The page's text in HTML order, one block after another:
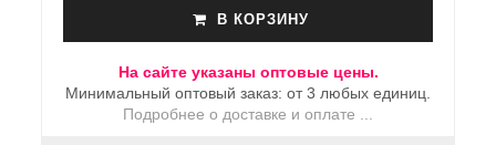
В КОРЗИНУ
На сайте указаны оптовые цены.
Минимальный оптовый заказ: от 3 любых единиц.
Подробнее о доставке и оплате ...